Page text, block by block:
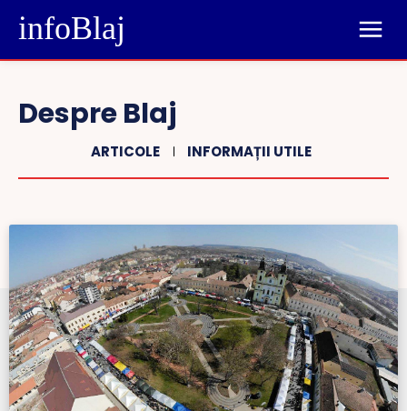
infoBlaj
Despre Blaj
ARTICOLE INFORMAȚII UTILE